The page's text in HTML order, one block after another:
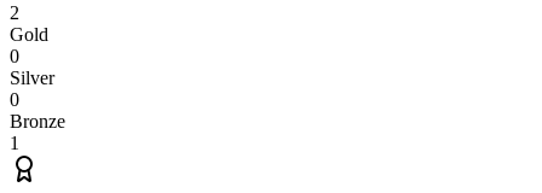
2
Gold
0
Silver
0
Bronze
1